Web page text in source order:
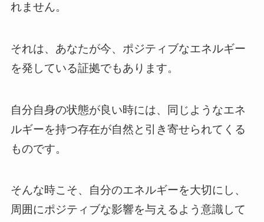
れません。
それは、あなたが今、ポジティブなエネルギー
を発している証拠でもあります。
自分自身の状態が良い時には、同じようなエネ
ルギーを持つ存在が自然と引き寄せられてくる
ものです。
そんな時こそ、自分のエネルギーを大切にし、
周囲にポジティブな影響を与えるよう意識して